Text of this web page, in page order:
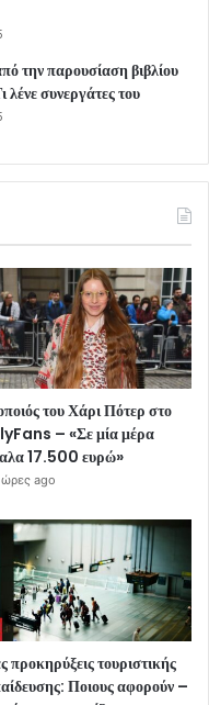
την παρουσίαση βιβλίου
λένε συνεργάτες του
του Χάρι Πότερ στο
– «Σε μία μέρα
17.500 ευρώ»
ago
προκηρύξεις τουριστικής
Ποιους αφορούν –